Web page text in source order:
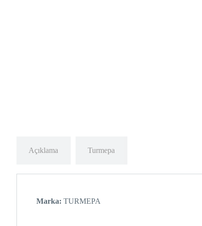
Açıklama Turmepa
Marka: TURMEPA